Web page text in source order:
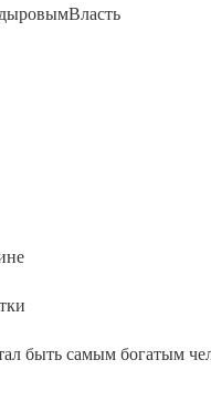
быть самым богатым